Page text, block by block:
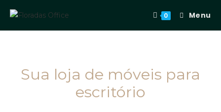
0 Menu
Sua loja de móveis para
escritório